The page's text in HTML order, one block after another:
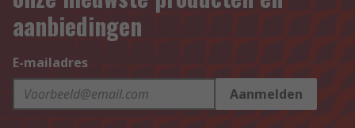
aanbiedingen
E-mailadres
Aanmelden